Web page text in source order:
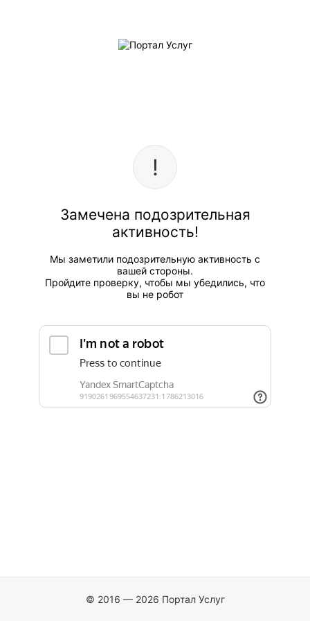
Замечена подозрительная
активность!
Мы заметили подозрительную активность с
вашей стороны.
Пройдите проверку, чтобы мы убедились, что
вы не робот
© 2016 — 2026 Портал Услуг